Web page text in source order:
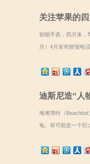
关注苹果的
智能手表，四月来，
月）4月发布财报电
迪斯尼造“人
海滩博特（
龟。有可能是一个巨